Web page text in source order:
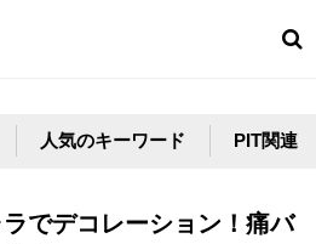
人気のキーワード PIT関連
でデコレーション！痛バ